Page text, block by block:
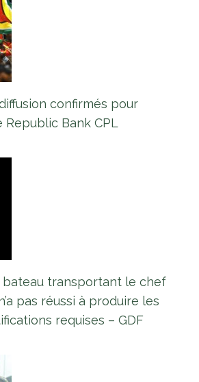
confirmés pour
Republic Bank CPL
bateau transportant le chef
pas réussi à produire les
requises – GDF